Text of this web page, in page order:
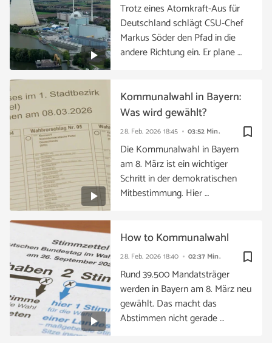
Trotz eines Atomkraft-Aus für
Deutschland schlägt CSU-Chef
Markus Söder den Pfad in die
andere Richtung ein. Er plane …
bookmark_border
28. Feb. 2026 18:45 03:52 Min.
Kommunalwahl in Bayern:
Was wird gewählt?
Die Kommunalwahl in Bayern
am 8. März ist ein wichtiger
Schritt in der demokratischen
Mitbestimmung. Hier …
bookmark_border
28. Feb. 2026 18:40 02:37 Min.
How to Kommunalwahl
Rund 39.500 Mandatsträger
werden in Bayern am 8. März neu
gewählt. Das macht das
Abstimmen nicht gerade …